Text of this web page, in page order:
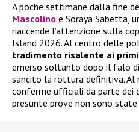
A poche settimane dalla fine
Mascolino e Soraya Sabetta,
riaccende l’attenzione sulla
Island 2026. Al centro delle
tradimento risalente ai
emerso soltanto dopo il falò
sancito la rottura definitiva. Al
conferme ufficiali da parte dei
presunte prove non sono state